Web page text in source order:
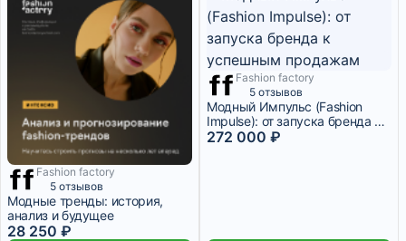
1 месяц
Fashion factory
5 отзывов
Модные тренды: история,
анализ и будущее
28 250 ₽
6 месяцев
Fashion factory
5 отзывов
Модный Импульс (Fashion
Impulse): от запуска бренда к
успешным продажам
272 000 ₽